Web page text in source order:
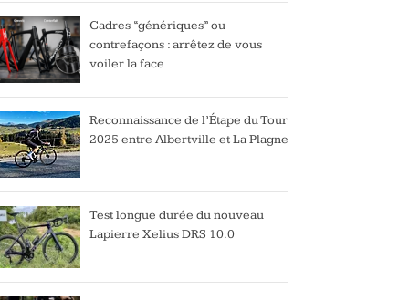
Cadres “génériques” ou
contrefaçons : arrêtez de vous
voiler la face
Reconnaissance de l’Étape du Tour
2025 entre Albertville et La Plagne
Test longue durée du nouveau
Lapierre Xelius DRS 10.0